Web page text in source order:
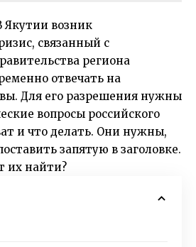
возник
связанный с
региона
отвечать на
Для его разрешения нужны
вопросы российского
и что делать. Они нужны,
запятую в заголовке.
их найти?